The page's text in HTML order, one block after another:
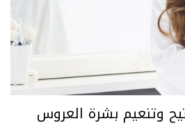
وتنعيم بشرة العروس